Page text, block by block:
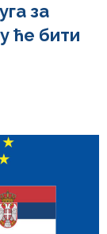
за
ће бити